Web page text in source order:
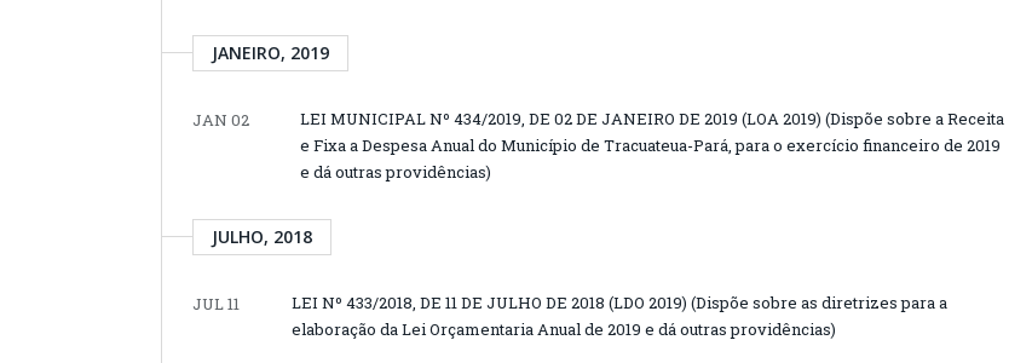
JANEIRO, 2019
JAN 02
LEI MUNICIPAL Nº 434/2019, DE 02 DE JANEIRO DE 2019 (LOA 2019) (Dispõe sobre a Receita
e Fixa a Despesa Anual do Município de Tracuateua-Pará, para o exercício financeiro de 2019
e dá outras providências)
JULHO, 2018
JUL 11
LEI Nº 433/2018, DE 11 DE JULHO DE 2018 (LDO 2019) (Dispõe sobre as diretrizes para a
elaboração da Lei Orçamentaria Anual de 2019 e dá outras providências)